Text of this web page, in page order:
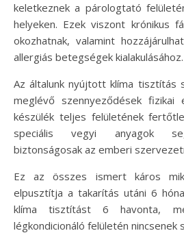
keletkeznek a párologtató
helyeken. Ezek viszont krónikus
okozhatnak, valamint
allergiás betegségek kialakulásához.
Az általunk nyújtott klíma tisztítás
meglévő szennyeződések fizikai
készülék teljes felületének
speciális vegyi anyagok
biztonságosak az emberi
Ez az összes ismert káros
elpusztítja a takarítás utáni 6
klíma tisztítást 6 havonta,
légkondicionáló felületén nincsenek